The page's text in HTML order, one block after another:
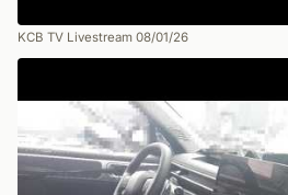
KCB TV Livestream 08/01/26